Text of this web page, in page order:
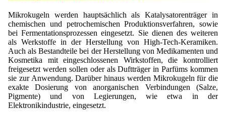
Mikrokugeln werden hauptsächlich als Katalysatorenträger in
chemischen und petrochemischen Produktionsverfahren, sowie
bei Fermentationsprozessen eingesetzt. Sie dienen des weiteren
als Werkstoffe in der Herstellung von High-Tech-Keramiken.
Auch als Bestandteile bei der Herstellung von Medikamenten und
Kosmetika mit eingeschlossenen Wirkstoffen, die kontrolliert
freigesetzt werden sollen oder als Duftträger in Parfüms kommen
sie zur Anwendung. Darüber hinaus werden Mikrokugeln für die
exakte Dosierung von anorganischen Verbindungen (Salze,
Pigmente) und von Legierungen, wie etwa in der
Elektronikindustrie, eingesetzt.